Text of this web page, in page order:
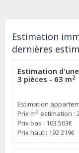
Estimation
dernières
Estimation
3 pièces - 63 m2
Estimation
Prix m2 estimation :
Prix bas : 103 503€
Prix haut : 192 219€